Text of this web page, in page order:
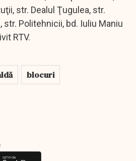
str. Dealul Ţugulea, str.
str. Politehnicii, bd. Iuliu Maniu
RTV.
blocuri